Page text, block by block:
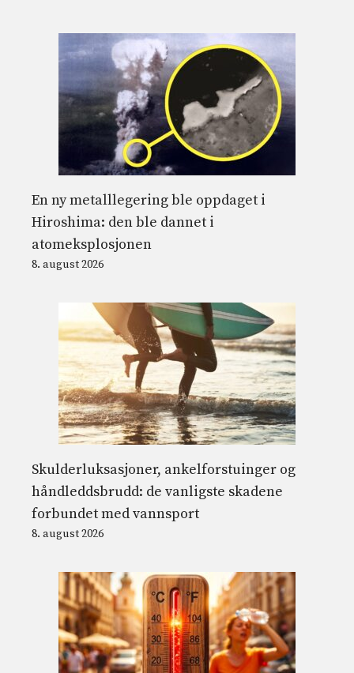
En ny metalllegering ble oppdaget i
Hiroshima: den ble dannet i
atomeksplosjonen
8. august 2026
Skulderluksasjoner, ankelforstuinger og
håndleddsbrudd: de vanligste skadene
forbundet med vannsport
8. august 2026